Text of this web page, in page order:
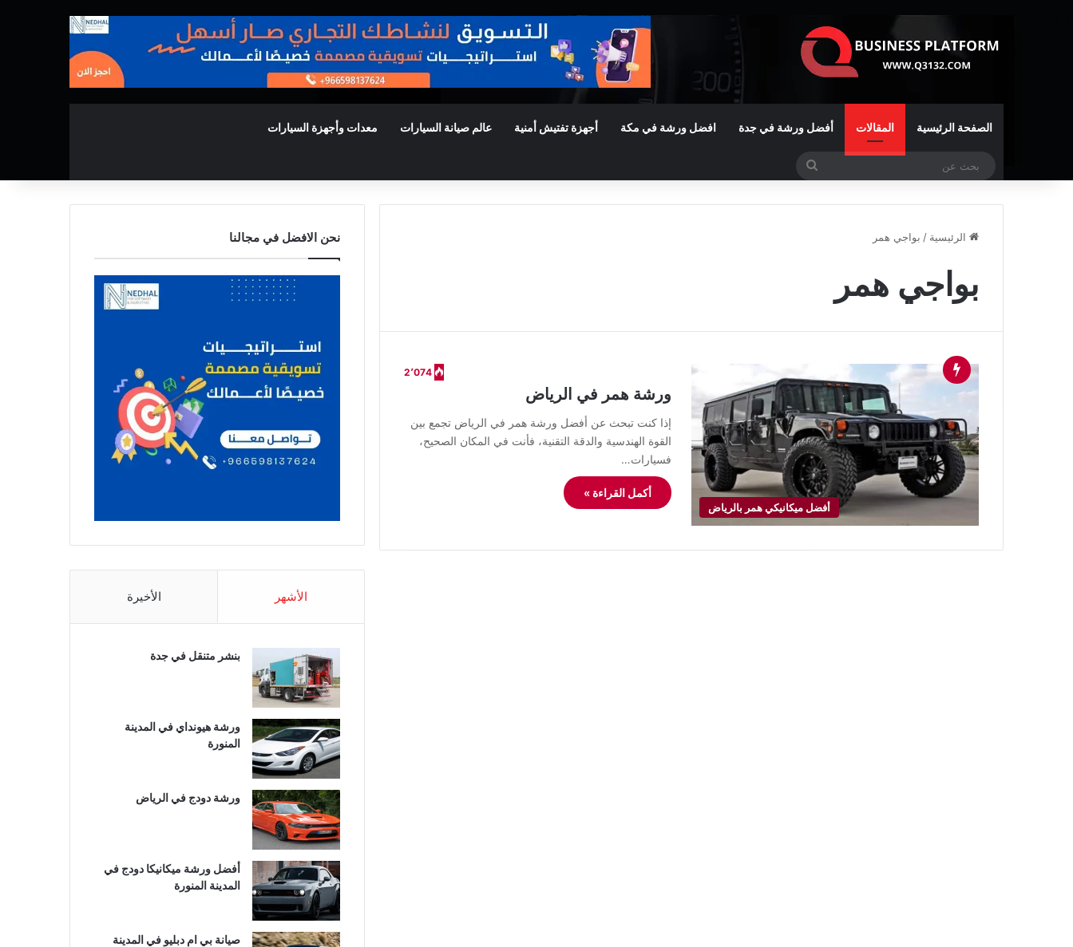
الصفحة الرئيسية المقالات أفضل ورشة في جدة افضل ورشة في مكة أجهزة تفتيش أمنية عالم صيانة السيارات معدات وأجهزة السيارات
الرئيسية / بواجي همر
بواجي همر
أفضل ميكانيكي همر بالرياض
2٬074
ورشة همر في الرياض
​إذا كنت تبحث عن أفضل ورشة همر في الرياض تجمع بين
القوة الهندسية والدقة التقنية، فأنت في المكان الصحيح،
فسيارات…
أكمل القراءة »
نحن الافضل في مجالنا
الأشهر الأخيرة
بنشر متنقل في جدة
ورشة هيونداي في المدينة
المنورة
ورشة دودج في الرياض
أفضل ورشة ميكانيكا دودج في
المدينة المنورة
صيانة بي ام دبليو في المدينة